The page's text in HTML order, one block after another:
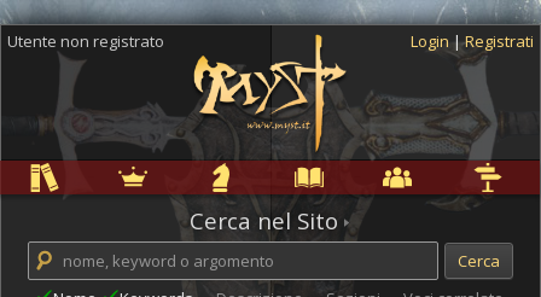
Utente non registrato Login |Registrati
Cerca nel Sito